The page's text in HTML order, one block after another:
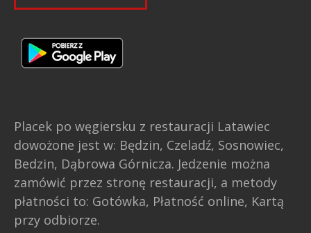
Placek po węgiersku z restauracji Latawiec
dowożone jest w: Będzin, Czeladź, Sosnowiec,
Bedzin, Dąbrowa Górnicza. Jedzenie można
zamówić przez stronę restauracji, a metody
płatności to: Gotówka, Płatność online, Kartą
przy odbiorze.